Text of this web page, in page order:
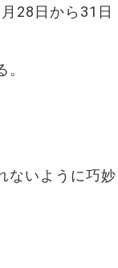
28日から31日
ないように巧妙